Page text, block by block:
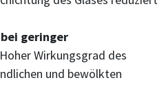
geringer
Hoher Wirkungsgrad des
und bewölkten